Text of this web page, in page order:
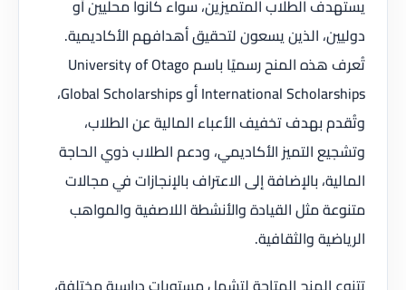
يستهدف الطلاب المتميزين، سواء كانوا محليين أو
دوليين، الذين يسعون لتحقيق أهدافهم الأكاديمية.
تُعرف هذه المنح رسميًا باسم University of Otago
International Scholarships أو Global Scholarships،
وتُقدم بهدف تخفيف الأعباء المالية عن الطلاب،
وتشجيع التميز الأكاديمي، ودعم الطلاب ذوي الحاجة
المالية، بالإضافة إلى الاعتراف بالإنجازات في مجالات
متنوعة مثل القيادة والأنشطة اللاصفية والمواهب
الرياضية والثقافية.